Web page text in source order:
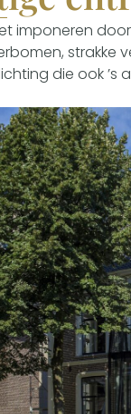
imponeren
die ook